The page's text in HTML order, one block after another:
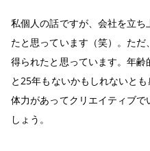
私個人の話ですが、会社を立
たと思っています（笑）。た
得られたと思っています。年
と25年もないかもしれないと
体力があってクリエイティブ
しょう。